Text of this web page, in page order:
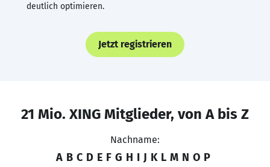
deutlich optimieren.
Jetzt registrieren
21 Mio. XING Mitglieder, von A bis Z
Nachname:
A B C D E F G H I J K L M N O P